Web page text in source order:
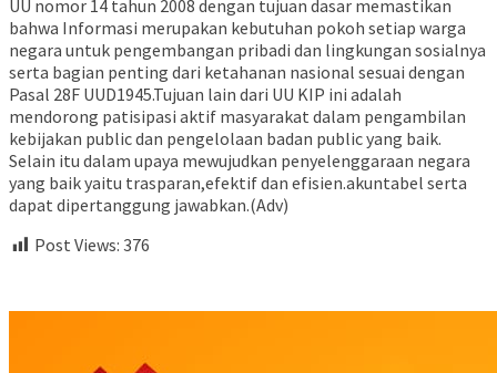
UU nomor 14 tahun 2008 dengan tujuan dasar memastikan
bahwa Informasi merupakan kebutuhan pokoh setiap warga
negara untuk pengembangan pribadi dan lingkungan sosialnya
serta bagian penting dari ketahanan nasional sesuai dengan
Pasal 28F UUD1945.Tujuan lain dari UU KIP ini adalah
mendorong patisipasi aktif masyarakat dalam pengambilan
kebijakan public dan pengelolaan badan public yang baik.
Selain itu dalam upaya mewujudkan penyelenggaraan negara
yang baik yaitu trasparan,efektif dan efisien.akuntabel serta
dapat dipertanggung jawabkan.(Adv)
Post Views: 376